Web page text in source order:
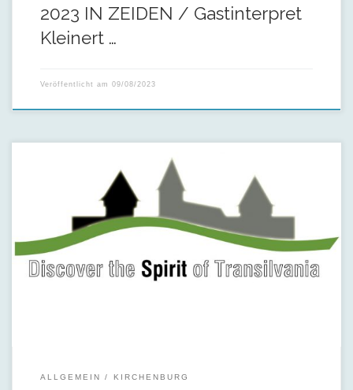
2023 IN ZEIDEN / Gastinterpret
Kleinert …
Veröffentlicht am 09/08/2023
Ab heute auch bei uns erhältlich
ALLGEMEIN KIRCHENBURG